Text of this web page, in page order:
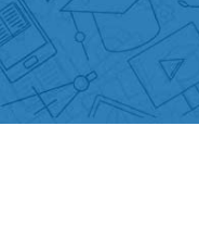
ŠKOLNÍ JÍDELNA
ŠKOLNÍ DRUŽINA